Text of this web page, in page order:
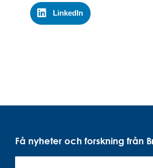
LinkedIn
Få nyheter och forskning från